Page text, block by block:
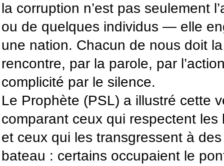
la corruption n’est pas seulement
ou de quelques individus — elle
une nation. Chacun de nous doit
rencontre, par la parole, par
complicité par le silence.
Le Prophète (PSL) a illustré cette
comparant ceux qui respectent les
et ceux qui les transgressent à des
bateau : certains occupaient le